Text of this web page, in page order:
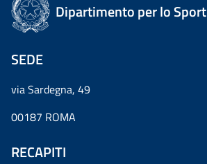
Dipartimento per lo Sport
SEDE
via Sardegna, 49
00187 ROMA
RECAPITI